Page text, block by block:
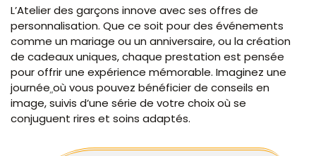
L’Atelier des garçons innove avec ses offres de
personnalisation. Que ce soit pour des événements
comme un mariage ou un anniversaire, ou la création
de cadeaux uniques, chaque prestation est pensée
pour offrir une expérience mémorable. Imaginez une
journée où vous pouvez bénéficier de conseils en
image, suivis d’une série de votre choix où se
conjuguent rires et soins adaptés.